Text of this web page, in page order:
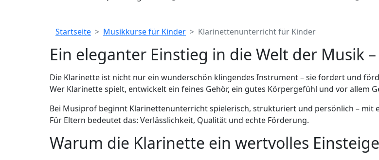
Breadcrumb
Startseite Musikkurse für Kinder Klarinettenunterricht für Kinder
Ein eleganter Einstieg in die Welt der Musik
Die Klarinette ist nicht nur ein wunderschön klingendes Instrument – sie fordert und
Wer Klarinette spielt, entwickelt ein feines Gehör, ein gutes Körpergefühl und vor allem
Bei Musiprof beginnt Klarinettenunterricht spielerisch, strukturiert und persönlich – mit
Für Eltern bedeutet das: Verlässlichkeit, Qualität und echte Förderung.
Warum die Klarinette ein wertvolles